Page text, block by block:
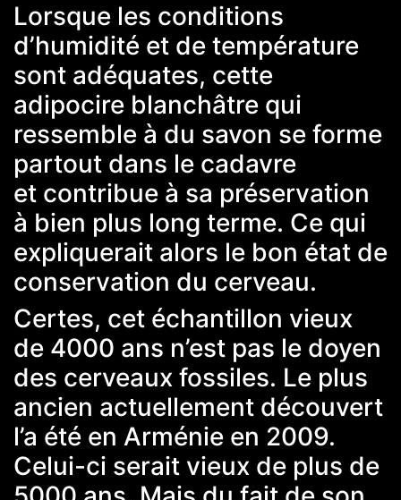
Lorsque les conditions
d’humidité et de température
sont adéquates, cette
adipocire blanchâtre qui
ressemble à du savon se forme
partout dans le cadavre
et contribue à sa préservation
à bien plus long terme. Ce qui
expliquerait alors le bon état de
conservation du cerveau.
Certes, cet échantillon vieux
de 4000 ans n’est pas le doyen
des cerveaux fossiles. Le plus
ancien actuellement découvert
l’a été en Arménie en 2009.
Celui-ci serait vieux de plus de